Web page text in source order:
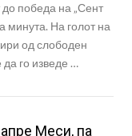
до победа на „Сент
минута. На голот на
од слободен
го изведе …
Меси, па